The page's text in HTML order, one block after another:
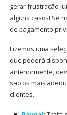
gerar frustração
alguns casos! Se
de pagamento
Fizemos uma
que poderá
anteriormente,
são os mais
clientes.